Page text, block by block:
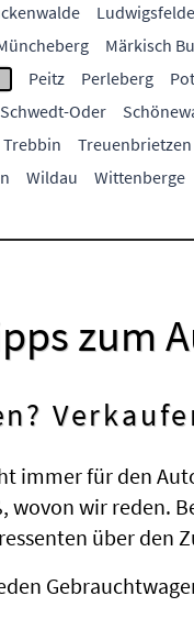
Ludwigsfelde
Märkisch
Peitz Perleberg
Schwedt-Oder
Trebbin Treuenbrietzen
Wildau Wittenberge
zum
immer für den
wir reden.
über den